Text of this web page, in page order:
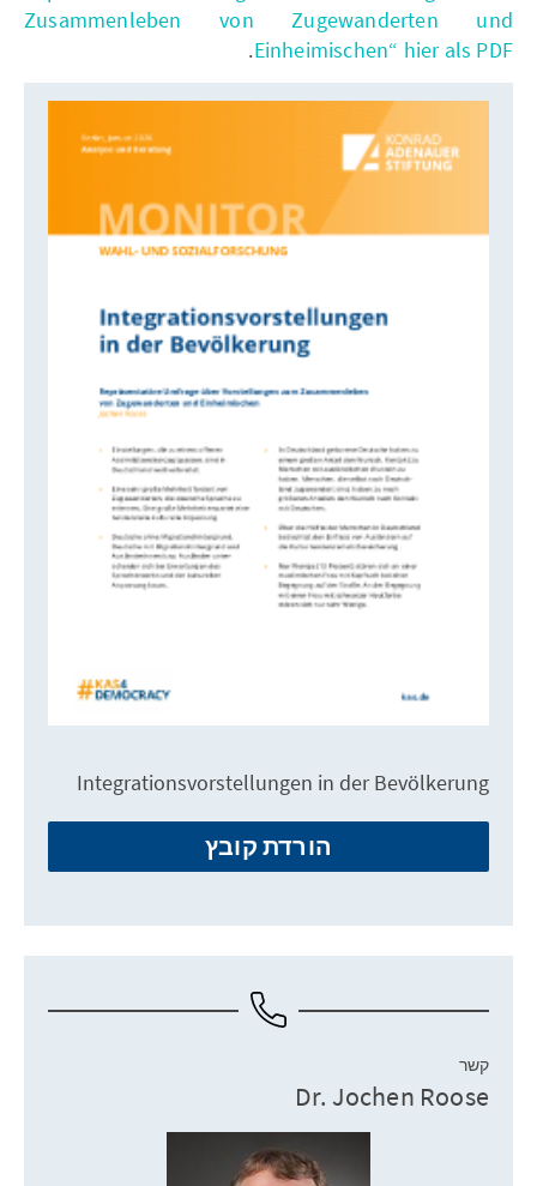
Zusammenleben von Zugewanderten und
Einheimischen“ hier als PDF
.
Integrationsvorstellungen in der Bevölkerung
הורדת קובץ
קשר
Dr. Jochen Roose